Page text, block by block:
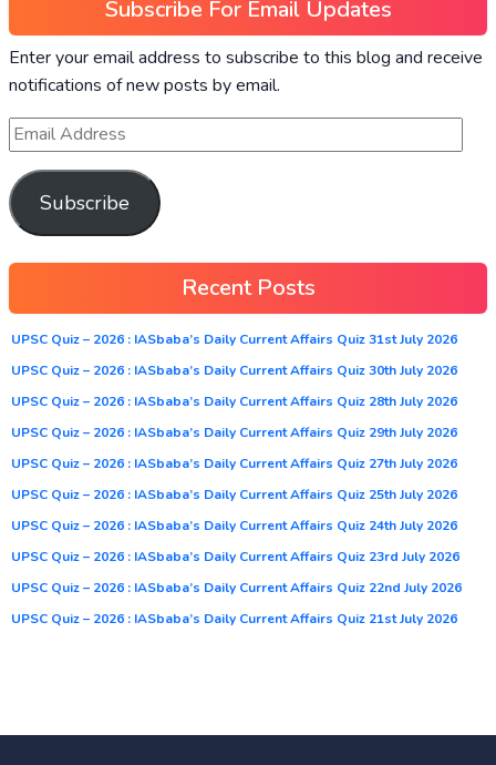
Subscribe For Email Updates
Enter your email address to subscribe to this blog and receive
notifications of new posts by email.
Subscribe
Recent Posts
UPSC Quiz – 2026 : IASbaba’s Daily Current Affairs Quiz 31st July 2026
UPSC Quiz – 2026 : IASbaba’s Daily Current Affairs Quiz 30th July 2026
UPSC Quiz – 2026 : IASbaba’s Daily Current Affairs Quiz 28th July 2026
UPSC Quiz – 2026 : IASbaba’s Daily Current Affairs Quiz 29th July 2026
UPSC Quiz – 2026 : IASbaba’s Daily Current Affairs Quiz 27th July 2026
UPSC Quiz – 2026 : IASbaba’s Daily Current Affairs Quiz 25th July 2026
UPSC Quiz – 2026 : IASbaba’s Daily Current Affairs Quiz 24th July 2026
UPSC Quiz – 2026 : IASbaba’s Daily Current Affairs Quiz 23rd July 2026
UPSC Quiz – 2026 : IASbaba’s Daily Current Affairs Quiz 22nd July 2026
UPSC Quiz – 2026 : IASbaba’s Daily Current Affairs Quiz 21st July 2026